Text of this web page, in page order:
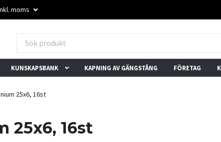
moms
KUNSKAPSBANK KAPNING AV GÄNGSTÅNG FÖRETAG
25x6, 16st
25x6, 16st